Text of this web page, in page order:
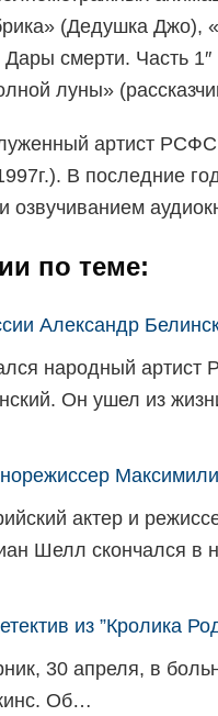
(Дедушка Джо),
смерти. Часть 1″
луны»
артист
В последние
по теме:
Александр
народный артист
Он ушел из
актер и
Шелл скончался в
из ”Кролика
30 апреля, в
Об…